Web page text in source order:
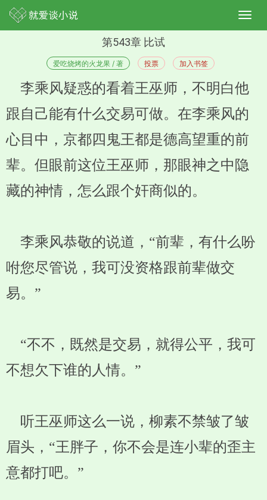
第543章 比试
爱吃烧烤的火龙果 / 著 投票 加入书签
李乘风疑惑的看着王巫师，不明白他
跟自己能有什么交易可做。在李乘风的
心目中，京都四鬼王都是德高望重的前
辈。但眼前这位王巫师，那眼神之中隐
藏的神情，怎么跟个奸商似的。
李乘风恭敬的说道，“前辈，有什么吩
咐您尽管说，我可没资格跟前辈做交
易。”
“不不，既然是交易，就得公平，我可
不想欠下谁的人情。”
听王巫师这么一说，柳素不禁皱了皱
眉头，“王胖子，你不会是连小辈的歪主
意都打吧。”